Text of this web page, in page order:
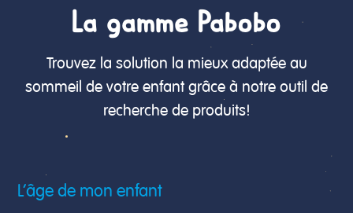
La gamme Pabobo
Trouvez la solution la mieux adaptée au
sommeil de votre enfant grâce à notre outil de
recherche de produits!